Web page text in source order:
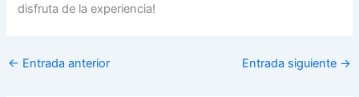
disfruta de la experiencia!
← Entrada anterior Entrada siguiente →